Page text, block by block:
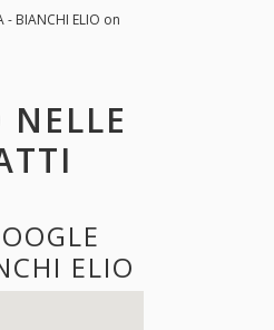
- BIANCHI ELIO on
ELIO